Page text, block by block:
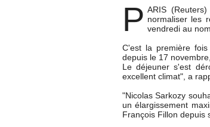
P ARIS
normaliser les
vendredi au
C'est la première
depuis le 17
Le déjeuner s'est
excellent climat", a
"Nicolas Sarkozy
un élargissement
François Fillon depuis